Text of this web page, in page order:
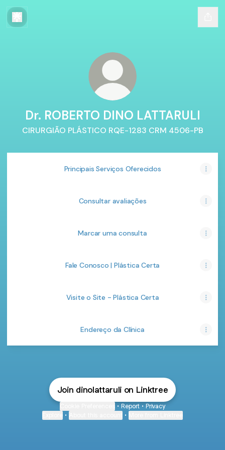
Dr. ROBERTO DINO LATTARULI
CIRURGIÃO PLÁSTICO RQE-1283 CRM 4506-PB
Principais Serviços Oferecidos
Consultar avaliações
Marcar uma consulta
Fale Conosco | Plástica Certa
Visite o Site - Plástica Certa
Endereço da Clínica
Join dinolattaruli on Linktree
• Report • Privacy
• •